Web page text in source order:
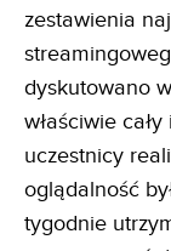
zestawienia
dyskutowano
właściwie
uczestnicy
oglądalność
tygodnie